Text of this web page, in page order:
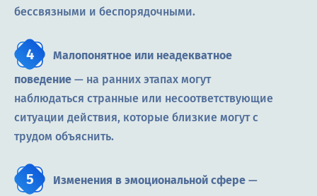
бессвязными и беспорядочными.
Малопонятное или неадекватное
поведение — на ранних этапах могут
наблюдаться странные или несоответствующие
ситуации действия, которые близкие могут с
трудом объяснить.
Изменения в эмоциональной сфере —